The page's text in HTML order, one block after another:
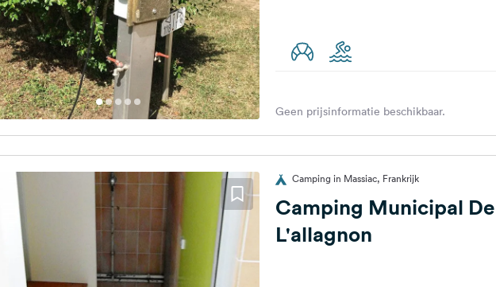
Geen prijsinformatie beschikbaar.
Camping in Massiac, Frankrijk
Camping Municipal De
L'allagnon